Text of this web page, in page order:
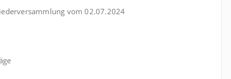
vom 02.07.2024